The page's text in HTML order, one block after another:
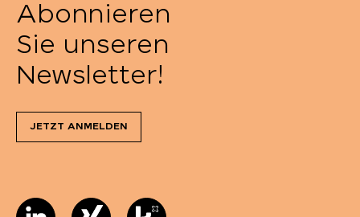
Abonnieren
Sie unseren
Newsletter!
JETZT ANMELDEN